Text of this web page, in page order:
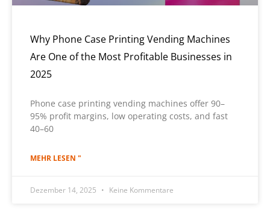
Why Phone Case Printing Vending Machines
Are One of the Most Profitable Businesses in
2025
Phone case printing vending machines offer 90–
95% profit margins, low operating costs, and fast
40–60
MEHR LESEN "
Dezember 14, 2025 Keine Kommentare